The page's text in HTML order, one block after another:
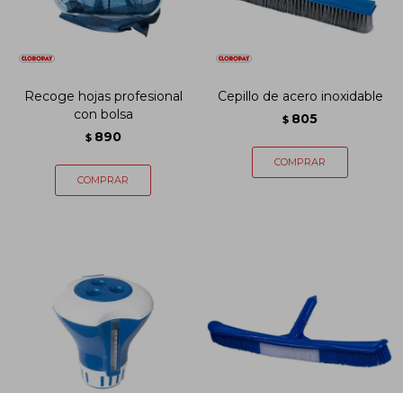
Recoge hojas profesional
con bolsa
$ 890
Cepillo de acero inoxidable
$ 805